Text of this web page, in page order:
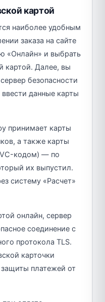
картой
наиболее удобным
заказа на сайте
«Онлайн» и выбрать
картой. Далее, вы
безопасности
данные карты
принимает карты
а также карты
кодом) — по
их выпустил.
систему «Расчет»
онлайн, сервер
соединение с
протокола TLS.
карточки
платежей от